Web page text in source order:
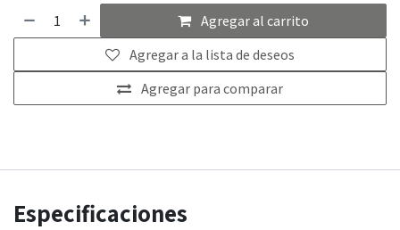
Agregar al carrito
Agregar para comparar
Agregar a la lista de deseos
Especificaciones